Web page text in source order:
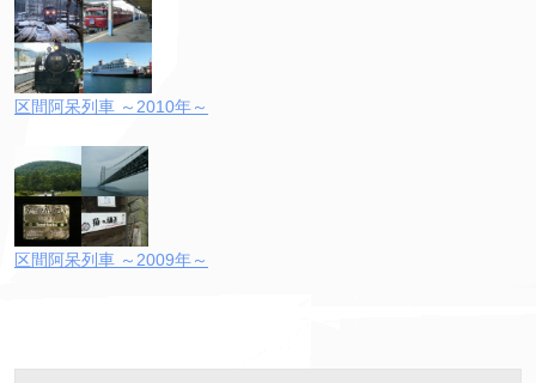
区間阿呆列車 ～2010年～
区間阿呆列車 ～2009年～